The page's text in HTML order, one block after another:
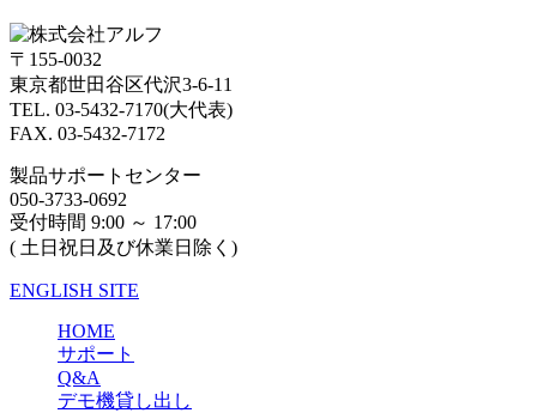
〒155-0032
東京都世田谷区代沢3-6-11
TEL. 03-5432-7170(大代表)
FAX. 03-5432-7172
製品サポートセンター
050-3733-0692
受付時間 9:00 ～ 17:00
( 土日祝日及び休業日除く)
ENGLISH SITE
HOME
サポート
Q&A
デモ機貸し出し